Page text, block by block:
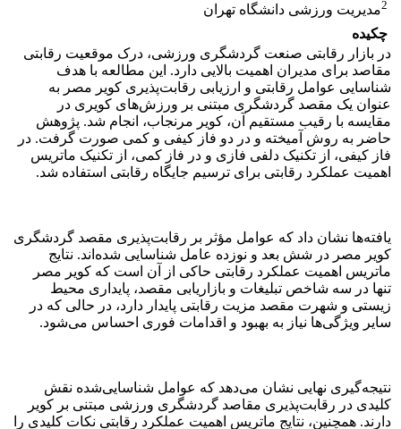
2مدیریت ورزشی دانشگاه تهران
چکیده
در بازار رقابتی صنعت گردشگری ورزشی، درک موقعیت رقابتی
مقاصد برای مدیران اهمیت بالایی دارد. این مطالعه با هدف
شناسایی عوامل رقابتی و ارزیابی رقابت‌پذیری کویر مصر به
عنوان یک مقصد گردشگری مبتنی بر ورزش‌های کویری در
مقایسه با رقیب مستقیم آن، کویر مرنجاب، انجام شد. پژوهش
حاضر به روش آمیخته و در دو فاز کیفی و کمی صورت گرفت. در
فاز کیفی، از تکنیک دلفی فازی و در فاز کمی، از تکنیک ماتریس
اهمیت عملکرد رقابتی برای ترسیم جایگاه رقابتی استفاده شد.
یافته‌ها نشان داد که عوامل مؤثر بر رقابت‌پذیری مقصد گردشگری
کویر مصر در شش بعد و نوزده عامل شناسایی شده‌اند. نتایج
ماتریس اهمیت عملکرد رقابتی حاکی از آن است که کویر مصر
تنها در سه شاخص تبلیغات و بازاریابی مقصد، پایداری محیط
زیستی و شهرت مقصد مزیت رقابتی پایدار دارد، در حالی که در
سایر ویژگی‌ها نیاز به بهبود و اقدامات فوری احساس می‌شود.
نتیجه‌گیری نهایی نشان می‌دهد که عوامل شناسایی‌شده نقش
کلیدی در رقابت‌پذیری مقاصد گردشگری ورزشی مبتنی بر کویر
دارند. همچنین، نتایج ماتریس اهمیت عملکرد رقابتی نکات کلیدی را